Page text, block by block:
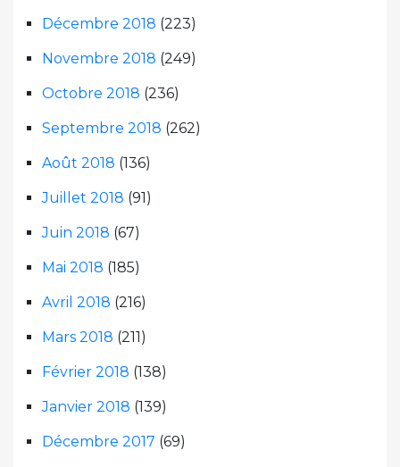
Décembre 2018 (223)
Novembre 2018 (249)
Octobre 2018 (236)
Septembre 2018 (262)
Août 2018 (136)
Juillet 2018 (91)
Juin 2018 (67)
Mai 2018 (185)
Avril 2018 (216)
Mars 2018 (211)
Février 2018 (138)
Janvier 2018 (139)
Décembre 2017 (69)